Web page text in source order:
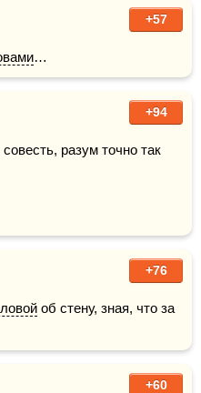
+57
…
+94
разум точно так
+76
об стену, зная, что за
+60